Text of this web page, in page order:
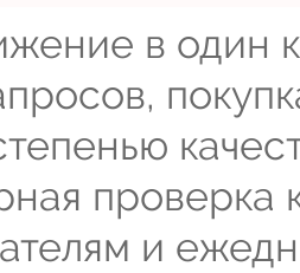
в один
проверка
и